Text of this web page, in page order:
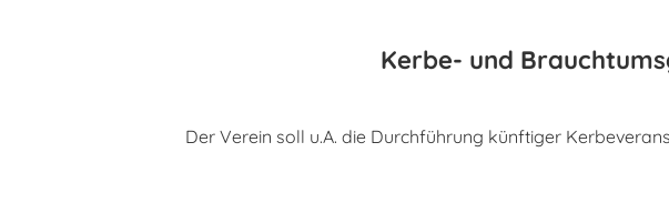
Kerbe- und
Der Verein soll u.A. die Durchführung künftiger